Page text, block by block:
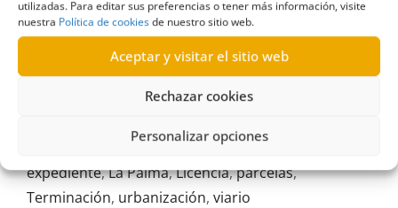
utilizadas. Para editar sus preferencias o tener más información, visite
nuestra Política de cookiesde nuestro sitio web.
Aceptar y visitar el sitio web
Rechazar cookies
Personalizar opciones
Ayuntamiento de El Paso ,estimatoria formal
expediente,La Palma,Licencia,parcelas,
Terminación, urbanización, viario